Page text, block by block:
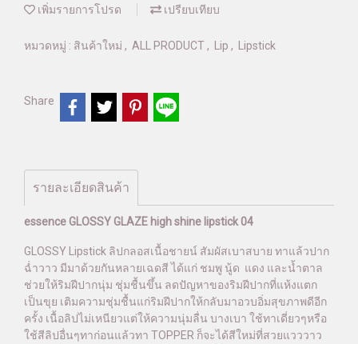
เพิ่มรายการโปรด เปรียบเทียบ
หมวดหมู่ : สินค้าใหม่ , ALL PRODUCT , Lip , Lipstick
Share
รายละเอียดสินค้า
essence GLOSSY GLAZE high shine lipstick 04
GLOSSY Lipstick ลิปกลอสเนื้อชายน์ สัมผัสเบาสบาย ทาแล้วปาก
ฉ่ำวาว มีมาด้วยกันหลายเฉดสี ได้แก่ ชมพู นู้ด แดง และน้ำตาล
ช่วยให้ริมฝีปากนุ่ม ชุ่มชื้นขึ้น ลดปัญหาของริมฝีปากที่แห้งแตก
เป็นขุย เติมความชุ่มชื้นแก่ริมฝีปากให้กลับมาอวบอิ่มสุขภาพดีอีก
ครั้ง เนื้อลิปไม่เหนียวแต่ให้ความนุ่มลื่น บางเบา ใช้ทาเดี่ยวๆหรือ
ใช้สีลิปอื่นๆทาก่อนแล้วทา TOPPER ก็จะได้สีใหม่ที่สวยแวววาว